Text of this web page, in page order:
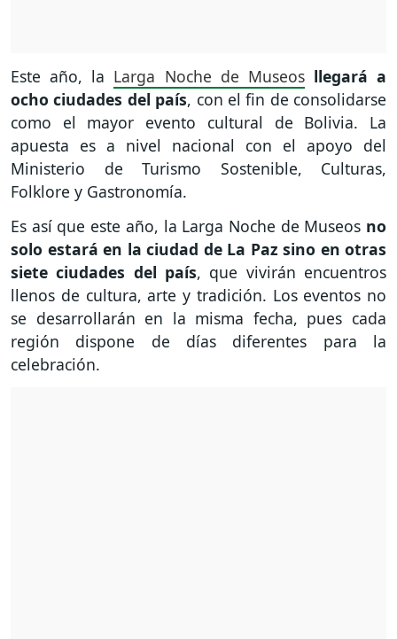
Este año, la Larga Noche de Museos llegará a
ocho ciudades del país, con el fin de consolidarse
como el mayor evento cultural de Bolivia. La
apuesta es a nivel nacional con el apoyo del
Ministerio de Turismo Sostenible, Culturas,
Folklore y Gastronomía.
Es así que este año, la Larga Noche de Museos no
solo estará en la ciudad de La Paz sino en otras
siete ciudades del país, que vivirán encuentros
llenos de cultura, arte y tradición. Los eventos no
se desarrollarán en la misma fecha, pues cada
región dispone de días diferentes para la
celebración.